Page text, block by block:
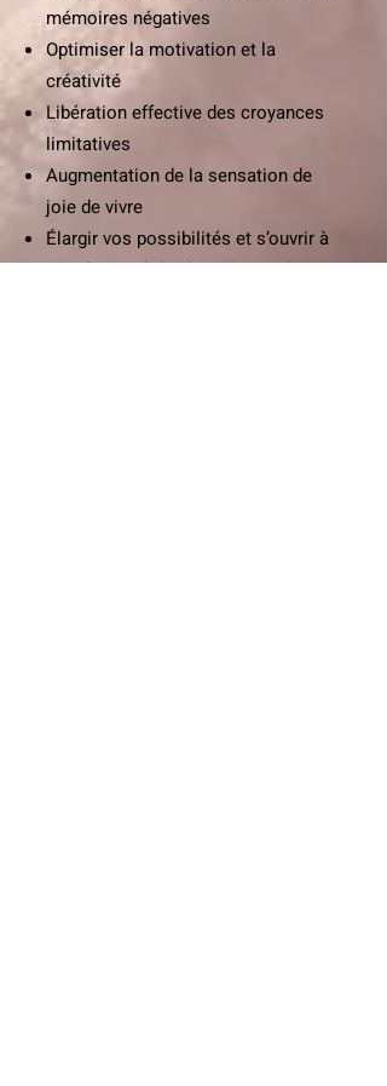
mémoires négatives
Optimiser la motivation et la
créativité
Libération effective des croyances
limitatives
Augmentation de la sensation de
joie de vivre
Élargir vos possibilités et s’ouvrir à
une diversité de choix de vie, dans